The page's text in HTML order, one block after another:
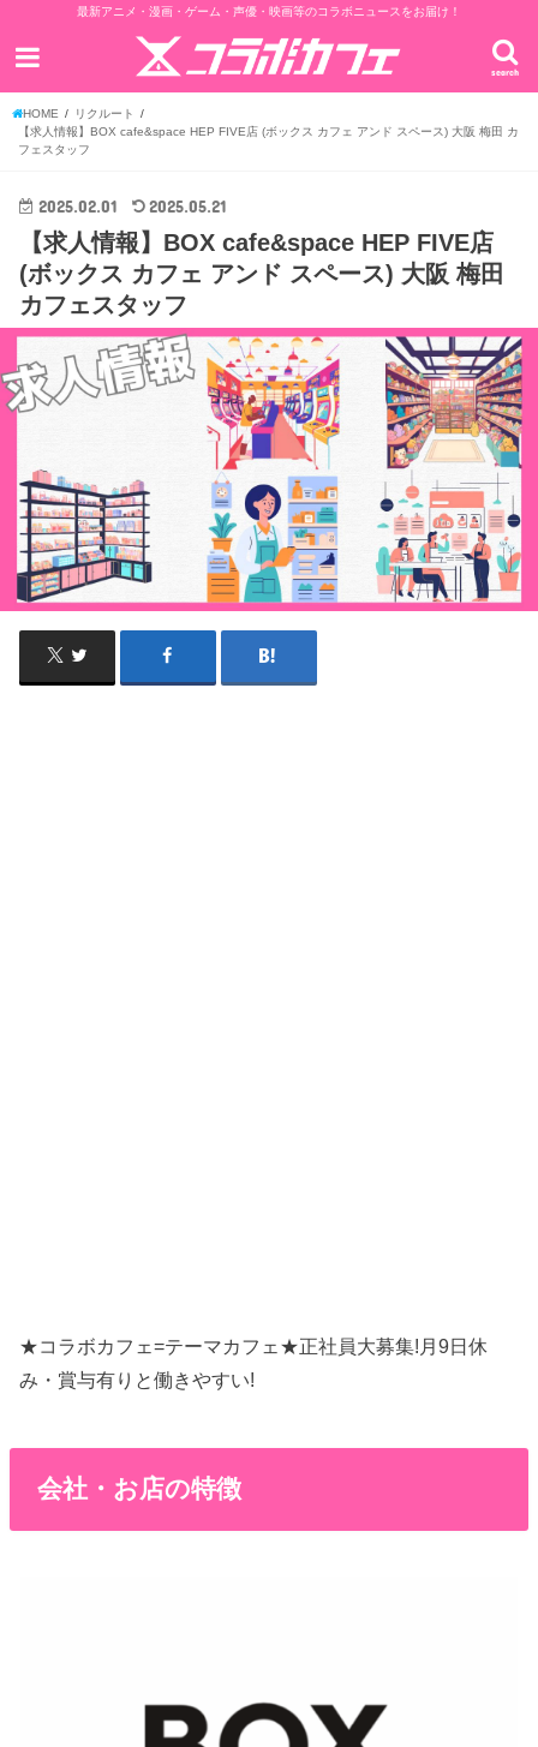
最新アニメ・漫画・ゲーム・声優・映画等のコラボニュースをお届け！
search
HOME
リクルート
【求人情報】BOX cafe&space HEP FIVE店 (ボックス カフェ アンド スペース) 大阪 梅田 カ
フェスタッフ
2025.02.01 2025.05.21
【求人情報】BOX cafe&space HEP FIVE店
(ボックス カフェ アンド スペース) 大阪 梅田
カフェスタッフ
★コラボカフェ=テーマカフェ★正社員大募集!月9日休
み・賞与有りと働きやすい!
会社・お店の特徴